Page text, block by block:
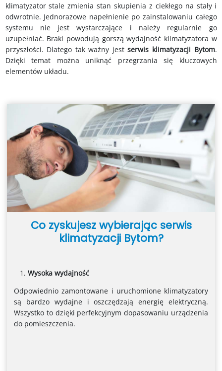
klimatyzator stale zmienia stan skupienia z ciekłego na stały i
odwrotnie. Jednorazowe napełnienie po zainstalowaniu całego
systemu nie jest wystarczające i należy regularnie go
uzupełniać. Braki powodują gorszą wydajność klimatyzatora w
przyszłości. Dlatego tak ważny jestserwis klimatyzacji Bytom.
Dzięki temat można uniknąć przegrzania się kluczowych
elementów układu.
Co zyskujesz wybierając serwis
klimatyzacji Bytom?
Wysoka wydajność
Odpowiednio zamontowane i uruchomione klimatyzatory
są bardzo wydajne i oszczędzają energię elektryczną.
Wszystko to dzięki perfekcyjnym dopasowaniu urządzenia
do pomieszczenia.